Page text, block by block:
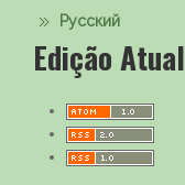
Русский
Edição Atual